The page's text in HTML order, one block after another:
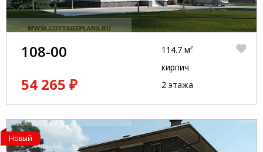
108-00
54 265 ₽
114.7 м²
кирпич
2 этажа
Новый